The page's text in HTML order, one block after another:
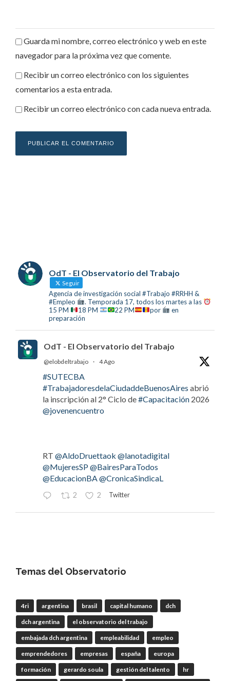
Guarda mi nombre, correo electrónico y web en este
navegador para la próxima vez que comente.
Recibir un correo electrónico con los siguientes
comentarios a esta entrada.
Recibir un correo electrónico con cada nueva entrada.
OdT - El Observatorio del Trabajo
Seguir
Agencia de investigación social #Trabajo #RRHH &
#Empleo
. Temporada 17, todos los martes a las
15 PM
18 PM 22 PM por
en
preparación
OdT - El Observatorio del Trabajo
@elobdeltrabajo · 4 Ago
#SUTECBA
#TrabajadoresdelaCiudaddeBuenosAires abrió
la inscripción al 2° Ciclo de#Capacitación 2026
@jovenencuentro
RT @AldoDruettaok @lanotadigital
@MujeresSP@BairesParaTodos
@EducacionBA @CronicaSindicaL
2 2 Twitter
Orgánica del#BCRA
RT@lanotadigital@La_Bancaria
@AldoDruettaok@misionesptodos
@SergioOPalazzo @BairesParaTodos
@uniglobalunion
2 2 Twitter
Temas del Observatorio
4ri argentina brasil capital humano dch
dch argentina el observatorio del trabajo
embajada dch argentina empleabilidad empleo
emprendedores empresas españa europa
formación gerardo soula gestión del talento hr